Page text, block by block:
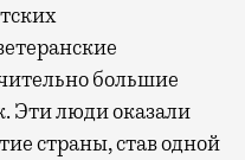
большие
Эти люди оказали
страны, став одной